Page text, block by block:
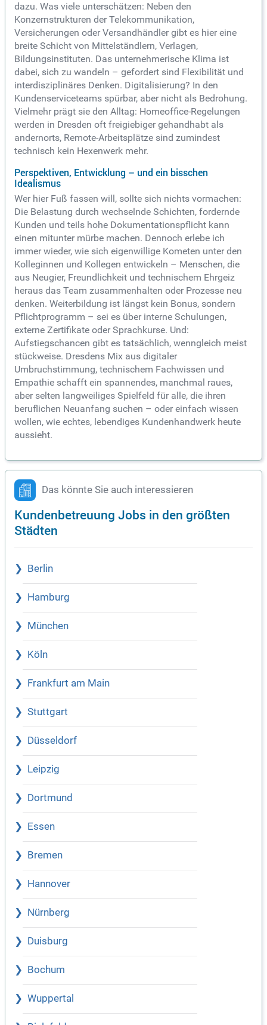
dazu. Was viele unterschätzen: Neben den
Konzernstrukturen der Telekommunikation,
Versicherungen oder Versandhändler gibt es hier eine
breite Schicht von Mittelständlern, Verlagen,
Bildungsinstituten. Das unternehmerische Klima ist
dabei, sich zu wandeln – gefordert sind Flexibilität und
interdisziplinäres Denken. Digitalisierung? In den
Kundenserviceteams spürbar, aber nicht als Bedrohung.
Vielmehr prägt sie den Alltag: Homeoffice-Regelungen
werden in Dresden oft freigiebiger gehandhabt als
andernorts, Remote-Arbeitsplätze sind zumindest
technisch kein Hexenwerk mehr.
Perspektiven, Entwicklung – und ein bisschen
Idealismus
Wer hier Fuß fassen will, sollte sich nichts vormachen:
Die Belastung durch wechselnde Schichten, fordernde
Kunden und teils hohe Dokumentationspflicht kann
einen mitunter mürbe machen. Dennoch erlebe ich
immer wieder, wie sich eigenwillige Kometen unter den
Kolleginnen und Kollegen entwickeln – Menschen, die
aus Neugier, Freundlichkeit und technischem Ehrgeiz
heraus das Team zusammenhalten oder Prozesse neu
denken. Weiterbildung ist längst kein Bonus, sondern
Pflichtprogramm – sei es über interne Schulungen,
externe Zertifikate oder Sprachkurse. Und:
Aufstiegschancen gibt es tatsächlich, wenngleich meist
stückweise. Dresdens Mix aus digitaler
Umbruchstimmung, technischem Fachwissen und
Empathie schafft ein spannendes, manchmal raues,
aber selten langweiliges Spielfeld für alle, die ihren
beruflichen Neuanfang suchen – oder einfach wissen
wollen, wie echtes, lebendiges Kundenhandwerk heute
aussieht.
Das könnte Sie auch interessieren
Kundenbetreuung Jobs in den größten
Städten
Berlin
Hamburg
München
Köln
Frankfurt am Main
Stuttgart
Düsseldorf
Leipzig
Dortmund
Essen
Bremen
Hannover
Nürnberg
Duisburg
Bochum
Wuppertal